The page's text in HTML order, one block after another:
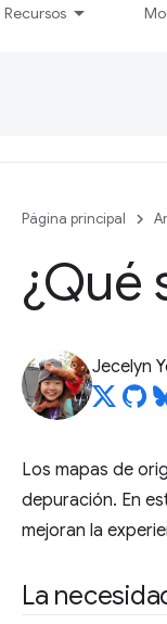
Recursos
Página principal
¿Qué
Jecelyn
Los mapas de
depuración. En
mejoran la
La